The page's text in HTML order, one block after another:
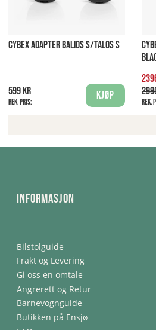
CYBEX ADAPTER BALIOS S/TALOS S
599 kr
Rek. pris:
Kjøp
Rek.
Informasjon
Bilstolguide
Frakt og Levering
Gi oss en omtale
Angrerett og Retur
Barnevognguide
Butikken på Ensjø